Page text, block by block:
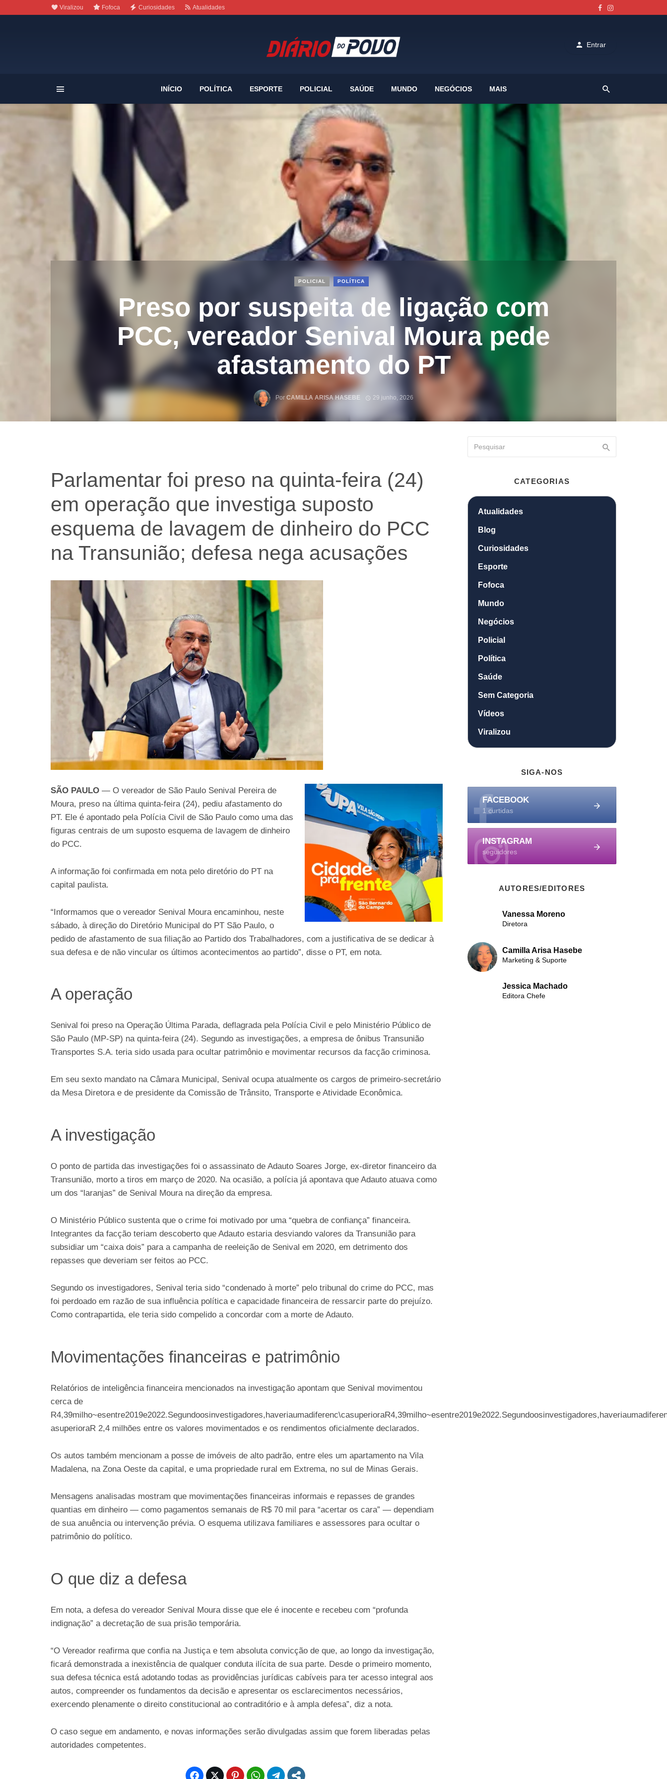
Viralizou Fofoca Curiosidades Atualidades
Entrar
INÍCIO POLÍTICA ESPORTE POLICIAL SAÚDE MUNDO NEGÓCIOS MAIS
POLICIAL POLÍTICA
Preso por suspeita de ligação com
PCC, vereador Senival Moura pede
afastamento do PT
Por CAMILLA ARISA HASEBE 29 junho, 2026
Parlamentar foi preso na quinta-feira (24)
em operação que investiga suposto
esquema de lavagem de dinheiro do PCC
na Transunião; defesa nega acusações
SÃO PAULO — O vereador de São Paulo Senival Pereira de
Moura, preso na última quinta-feira (24), pediu afastamento do
PT. Ele é apontado pela Polícia Civil de São Paulo como uma das
figuras centrais de um suposto esquema de lavagem de dinheiro
do PCC.
A informação foi confirmada em nota pelo diretório do PT na
capital paulista.
“Informamos que o vereador Senival Moura encaminhou, neste
sábado, à direção do Diretório Municipal do PT São Paulo, o
pedido de afastamento de sua filiação ao Partido dos Trabalhadores, com a justificativa de se dedicar à
sua defesa e de não vincular os últimos acontecimentos ao partido”, disse o PT, em nota.
A operação
Senival foi preso na Operação Última Parada, deflagrada pela Polícia Civil e pelo Ministério Público de
São Paulo (MP-SP) na quinta-feira (24). Segundo as investigações, a empresa de ônibus Transunião
Transportes S.A. teria sido usada para ocultar patrimônio e movimentar recursos da facção criminosa.
Em seu sexto mandato na Câmara Municipal, Senival ocupa atualmente os cargos de primeiro-secretário
da Mesa Diretora e de presidente da Comissão de Trânsito, Transporte e Atividade Econômica.
A investigação
O ponto de partida das investigações foi o assassinato de Adauto Soares Jorge, ex-diretor financeiro da
Transunião, morto a tiros em março de 2020. Na ocasião, a polícia já apontava que Adauto atuava como
um dos “laranjas” de Senival Moura na direção da empresa.
O Ministério Público sustenta que o crime foi motivado por uma “quebra de confiança” financeira.
Integrantes da facção teriam descoberto que Adauto estaria desviando valores da Transunião para
subsidiar um “caixa dois” para a campanha de reeleição de Senival em 2020, em detrimento dos
repasses que deveriam ser feitos ao PCC.
Segundo os investigadores, Senival teria sido “condenado à morte” pelo tribunal do crime do PCC, mas
foi perdoado em razão de sua influência política e capacidade financeira de ressarcir parte do prejuízo.
Como contrapartida, ele teria sido compelido a concordar com a morte de Adauto.
Movimentações financeiras e patrimônio
Relatórios de inteligência financeira mencionados na investigação apontam que Senival movimentou
cerca de
R4,39milho~esentre2019e2022.Segundoosinvestigadores,haveriaumadiferenc\casuperioraR4,39milho~esentre2019e2022.Segundoosinvestigadores,haveriaumadifere
asuperioraR 2,4 milhões entre os valores movimentados e os rendimentos oficialmente declarados.
Os autos também mencionam a posse de imóveis de alto padrão, entre eles um apartamento na Vila
Madalena, na Zona Oeste da capital, e uma propriedade rural em Extrema, no sul de Minas Gerais.
Mensagens analisadas mostram que movimentações financeiras informais e repasses de grandes
quantias em dinheiro — como pagamentos semanais de R$ 70 mil para “acertar os cara” — dependiam
de sua anuência ou intervenção prévia. O esquema utilizava familiares e assessores para ocultar o
patrimônio do político.
O que diz a defesa
Em nota, a defesa do vereador Senival Moura disse que ele é inocente e recebeu com “profunda
indignação” a decretação de sua prisão temporária.
“O Vereador reafirma que confia na Justiça e tem absoluta convicção de que, ao longo da investigação,
ficará demonstrada a inexistência de qualquer conduta ilícita de sua parte. Desde o primeiro momento,
sua defesa técnica está adotando todas as providências jurídicas cabíveis para ter acesso integral aos
autos, compreender os fundamentos da decisão e apresentar os esclarecimentos necessários,
exercendo plenamente o direito constitucional ao contraditório e à ampla defesa”, diz a nota.
O caso segue em andamento, e novas informações serão divulgadas assim que forem liberadas pelas
autoridades competentes.
CATEGORIAS
Atualidades
Blog
Curiosidades
Esporte
Fofoca
Mundo
Negócios
Policial
Política
Saúde
Sem Categoria
Vídeos
Viralizou
SIGA-NOS
FACEBOOK
1 curtidas
INSTAGRAM
seguidores
AUTORES/EDITORES
Vanessa Moreno
Diretora
Camilla Arisa Hasebe
Marketing & Suporte
Jessica Machado
Editora Chefe